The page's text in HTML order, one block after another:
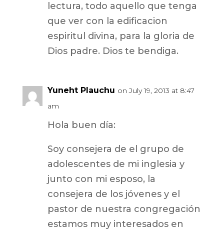
lectura, todo aquello que tenga
que ver con la edificacion
espiritul divina, para la gloria de
Dios padre. Dios te bendiga.
Yuneht Plauchu on July 19, 2013 at 8:47
am
Hola buen día:
Soy consejera de el grupo de
adolescentes de mi inglesia y
junto con mi esposo, la
consejera de los jóvenes y el
pastor de nuestra congregación
estamos muy interesados en